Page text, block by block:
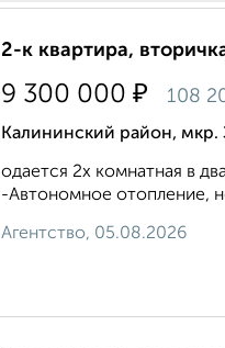
2-к квартира,
9 300 000 ₽ 108
Калининский район, мкр.
одается 2х комнатная в
-Автономное отопление,
Агентство, 05.08.2026